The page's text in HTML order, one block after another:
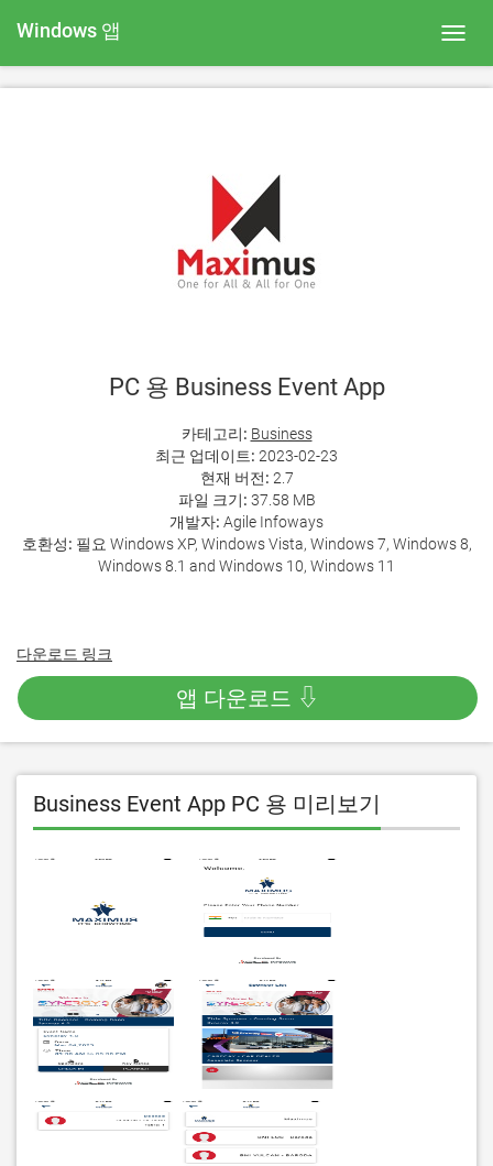
Windows 앱
PC 용 Business Event App
카테고리: Business
최근 업데이트: 2023-02-23
현재 버전: 2.7
파일 크기: 37.58 MB
개발자: Agile Infoways
호환성: 필요 Windows XP, Windows Vista, Windows 7, Windows 8,
Windows 8.1 and Windows 10, Windows 11
다운로드 링크
앱 다운로드 ⇩
Business Event App PC 용 미리보기